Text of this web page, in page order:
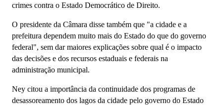
crimes contra o Estado Democrático de Direito.
O presidente da Câmara disse também que "a cidade e a
prefeitura dependem muito mais do Estado do que do governo
federal", sem dar maiores explicações sobre qual é o impacto
das decisões e dos recursos estaduais e federais na
administração municipal.
Ney citou a importância da continuidade dos programas de
desassoreamento dos lagos da cidade pelo governo do Estado